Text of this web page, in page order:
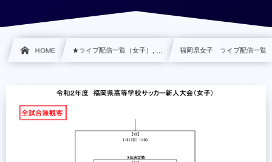
HOME ★ライブ配信一覧（女子）, … 福岡県女子 ライブ配信一覧